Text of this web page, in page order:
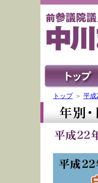
トップ＞ 平成